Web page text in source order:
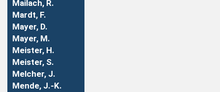
Mailach, R.
Mardt, F.
Mayer, D.
Mayer, M.
Meister, H.
Meister, S.
Melcher, J.
Mende, J.-K.